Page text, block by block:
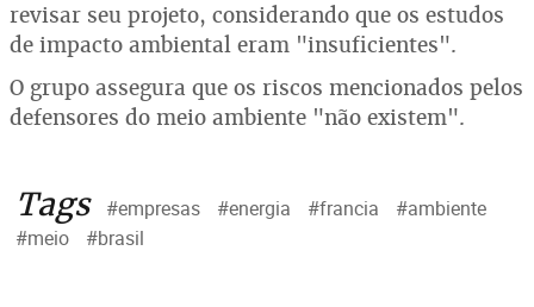
revisar seu projeto, considerando que os estudos
de impacto ambiental eram "insuficientes".
O grupo assegura que os riscos mencionados pelos
defensores do meio ambiente "não existem".
Tags #empresas #energia #francia
#ambiente
#meio
#brasil